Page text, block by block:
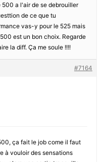
a l'air de se debrouiller
de ce que tu
vas-y pour le 525 mais
est un bon choix. Regarde
la diff. Ça me soule !!!!
#7164
ça fait le job come il faut
à vouloir des sensations